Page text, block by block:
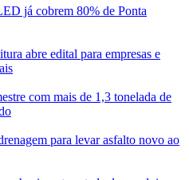
já cobrem 80% de Ponta
abre edital para empresas e
com mais de 1,3 tonelada de
para levar asfalto novo ao